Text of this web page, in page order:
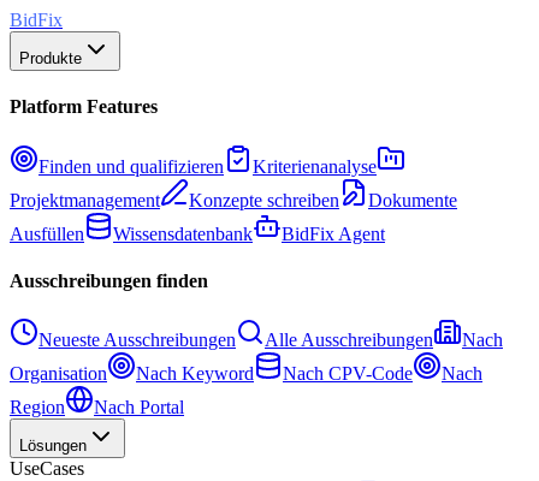
BidFix
Produkte
Platform Features
Finden und qualifizieren
Kriterienanalyse
Projektmanagement
Konzepte schreiben
Dokumente
Ausfüllen
Wissensdatenbank BidFix Agent
Ausschreibungen finden
Neueste Ausschreibungen Alle Ausschreibungen
Nach
Organisation
Nach Keyword Nach CPV-Code
Nach
Region
Nach Portal
Lösungen
UseCases